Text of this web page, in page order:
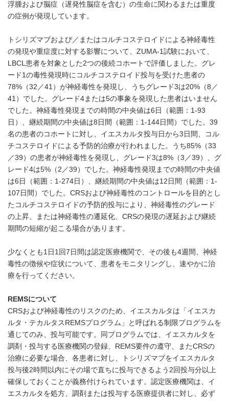
浮腫および脳症（遅発性脳症を含む）の生命に関わるまたは重度
の症例が発現しています。
トシリズマブおよび／またはコルチコステロイドによる神経毒性
の発現や重症度に対する影響について、ZUMA-1試験において、
LBCL患者を対象とした2つの後続コホートで評価しました。グレ
ード1の毒性発現時にコルチコステロイド投与を受けた患者の
78%（32／41）が神経毒性を発現し、うちグレード3は20%（8／
41）でした。グレード4または5の事象を発現した患者はいません
でした。神経毒性発現までの時間の中央値は6日（範囲：1-93
日）、継続期間の中央値は8日間（範囲：1-144日間）でした。39
名の患者のコホートに対し、イエスカルタ投与日から3日間、コル
チコステロイドによる予防的治療が行われました。うち85%（33
／39）の患者が神経毒性を発現し、グレード3は8%（3／39）、グ
レード4は5%（2／39）でした。神経毒性発現までの時間の中央値
は6日（範囲：1-274日）、継続期間の中央値は12日間（範囲：1-
107日間）でした。CRSおよび神経毒性のコントロールを目的とし
たコルチコステロイドの予防的投与により、神経毒性のグレード
の上昇、または神経毒性の遷延化、CRSの発現の遅延および継続
期間の短縮が起こる場合があります。
少なくとも1日1回7日間は認定医療機関で、その後も4週間、神経
毒性の徴候や症状について、患者をモニタリングし、速やかに治
療を行ってください。
REMSについて
CRSおよび神経毒性のリスクのため、イエスカルタは「イエスカ
ルタ・テカルタスREMSプログラム」と呼ばれる制限プログラムを
通じてのみ、投与可能です。同プログラムでは、イエスカルタを
調剤・投与する医療機関の登録、REMS要件の遵守、またCRSの
治療に必要な場合、各患者に対し、トシリズマブをイエスカルタ
投与後2時間以内にその場で直ちに投与できるよう2回投与分以上
確保しておくことが義務付けられています。認定医療機関は、イ
エスカルタを処方、調剤または投与する医療提供者に対し、必ず
Japanese